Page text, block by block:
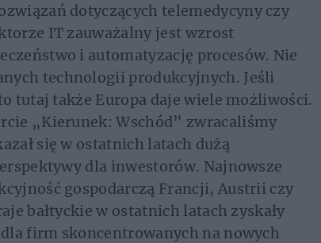
dotyczących telemedycyny czy
IT zauważalny jest wzrost
i automatyzację procesów. Nie
technologii produkcyjnych. Jeśli
tutaj także Europa daje wiele możliwości.
„Kierunek: Wschód” zwracaliśmy
się w ostatnich latach dużą
dla inwestorów. Najnowsze
gospodarczą Francji, Austrii czy
bałtyckie w ostatnich latach zyskały
firm skoncentrowanych na nowych